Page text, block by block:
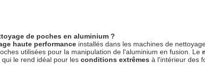
de poches en aluminium ?
haute performance installés dans les machines de
utilisées pour la manipulation de l'aluminium en fusion. Le
le rend idéal pour les conditions extrêmes à l'intérieur des